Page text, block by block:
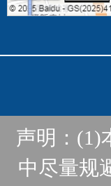
声明：(1)
中尽量规